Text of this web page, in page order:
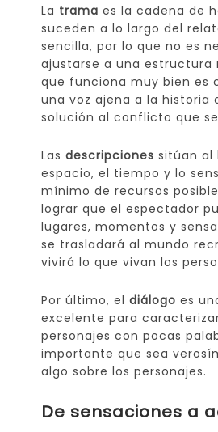
La trama es la cadena de
suceden a lo largo del
sencilla, por lo que no es
ajustarse a una estructura
que funciona muy bien es
una voz ajena a la historia
solución al conflicto que
Las descripciones sitúan al
espacio, el tiempo y lo
mínimo de recursos
lograr que el espectador
lugares, momentos y
se trasladará al mundo
vivirá lo que vivan los
Por último, el diálogo es
excelente para
personajes con pocas
importante que sea
algo sobre los personajes.
De sensaciones a